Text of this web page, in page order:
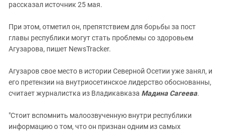
рассказал источник 25 мая.
При этом, отметил он, препятствием для борьбы за пост
главы республики могут стать проблемы со здоровьем
Агузарова, пишет NewsTracker.
Агузаров свое место в истории Северной Осетии уже занял, и
его претензии на внутриосетинское лидерство обоснованны,
считает журналистка из Владикавказа Мадина Сагеева.
"Стоит вспомнить малоозвученную внутри республики
информацию о том, что он признан одним из самых